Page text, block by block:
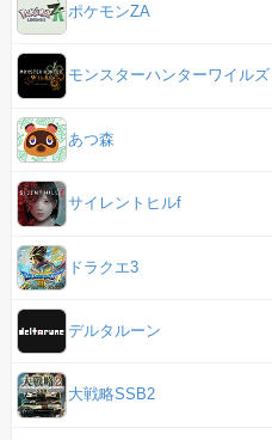
ポケモンZA
モンスターハンターワイルズ
あつ森
サイレントヒルf
ドラクエ3
デルタルーン
大戦略SSB2